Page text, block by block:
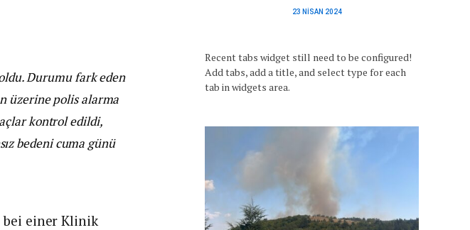
Durumu fark eden
üzerine polis alarma
kontrol edildi,
bedeni cuma günü
bei einer Klinik
23 NISAN 2024
Recent tabs widget still need to be configured!
Add tabs, add a title, and select type for each
tab in widgets area.